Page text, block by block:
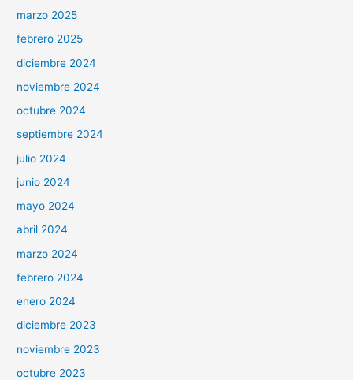
marzo 2025
febrero 2025
diciembre 2024
noviembre 2024
octubre 2024
septiembre 2024
julio 2024
junio 2024
mayo 2024
abril 2024
marzo 2024
febrero 2024
enero 2024
diciembre 2023
noviembre 2023
octubre 2023